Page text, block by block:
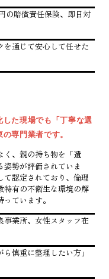
の賠償責任保険、即日対
を通じて安心して任せた
した現場でも「丁寧な選
専門業者です。
く、親の持ち物を「遺
勢が評価されていま
て認定されており、倫理
特有の不衛生な環境の解
ています。
事業所、女性スタッフ在
ら慎重に整理したい方」